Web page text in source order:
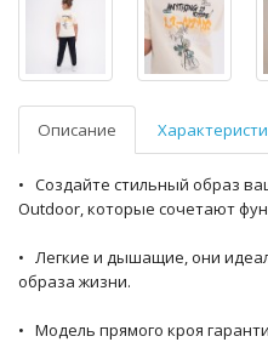
Описание
• Создайте стильный образ
Outdoor, которые сочетают
• Легкие и дышащие, они
образа жизни.
• Модель прямого кроя